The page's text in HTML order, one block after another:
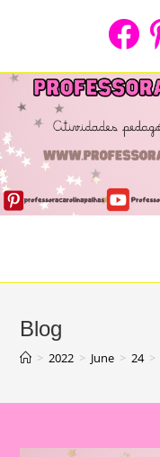
Blog
> 2022 > June > 24 >